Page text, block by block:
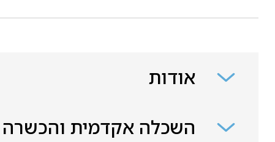
אודות
השכלה אקדמית והכשרה